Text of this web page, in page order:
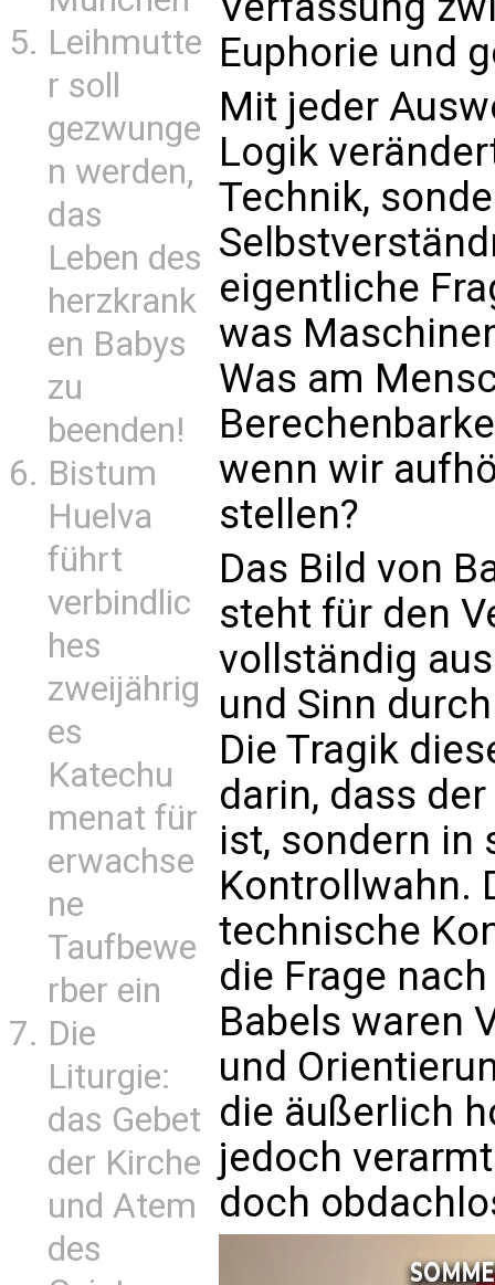
Leihmutte
r soll
gezwunge
n werden,
das
Leben des
herzkrank
en Babys
zu
beenden!
Bistum
Huelva
führt
verbindlic
hes
zweijährig
es
Katechu
menat für
erwachse
ne
Taufbewe
rber ein
Die
Liturgie:
das Gebet
der Kirche
und Atem
des
Euphorie und
Mit jeder
Logik
Technik,
eigentliche
was
Was am
wenn wir
stellen?
Das Bild von
steht für den
vollständig
und Sinn
Die Tragik
darin, dass
ist, sondern in
Kontrollwahn.
technische
die Frage
Babels waren
und
die äußerlich
jedoch
doch